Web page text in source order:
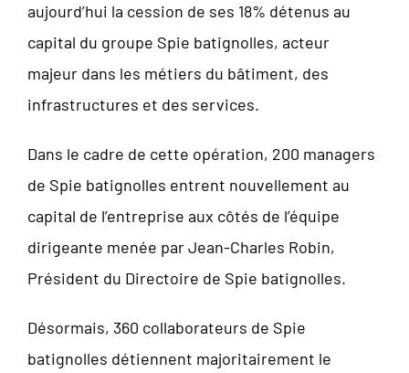
aujourd’hui la cession de ses 18% détenus au
capital du groupe Spie batignolles, acteur
majeur dans les métiers du bâtiment, des
infrastructures et des services.
Dans le cadre de cette opération, 200 managers
de Spie batignolles entrent nouvellement au
capital de l’entreprise aux côtés de l’équipe
dirigeante menée par Jean-Charles Robin,
Président du Directoire de Spie batignolles.
Désormais, 360 collaborateurs de Spie
batignolles détiennent majoritairement le